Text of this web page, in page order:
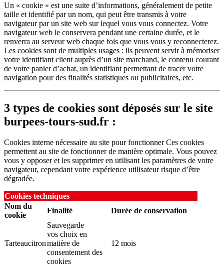
Un « cookie » est une suite d’informations, généralement de petite
taille et identifié par un nom, qui peut être transmis à votre
navigateur par un site web sur lequel vous vous connectez. Votre
navigateur web le conservera pendant une certaine durée, et le
renverra au serveur web chaque fois que vous vous y reconnecterez.
Les cookies sont de multiples usages : ils peuvent servir à mémoriser
votre identifiant client auprès d’un site marchand, le contenu courant
de votre panier d’achat, un identifiant permettant de tracer votre
navigation pour des finalités statistiques ou publicitaires, etc.
3 types de cookies sont déposés sur le site
burpees-tours-sud.fr :
Cookies interne nécessaire au site pour fonctionner Ces cookies
permettent au site de fonctionner de manière optimale. Vous pouvez
vous y opposer et les supprimer en utilisant les paramètres de votre
navigateur, cependant votre expérience utilisateur risque d’être
dégradée.
Cookies techniques
Nom du
cookie
Finalité Durée de conservation
Tarteaucitron
Sauvegarde
vos choix en
matière de
consentement des
cookies
12 mois